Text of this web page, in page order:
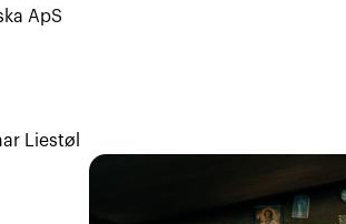
ApS
Liestøl